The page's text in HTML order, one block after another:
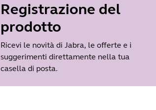
Registrazione del
prodotto
Ricevi le novità di Jabra, le offerte e i
suggerimenti direttamente nella tua
casella di posta.